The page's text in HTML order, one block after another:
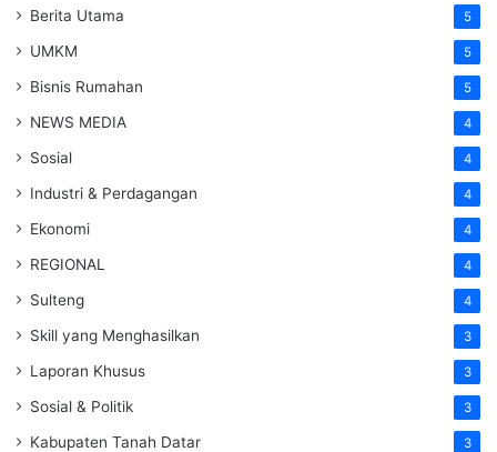
Berita Utama 5
UMKM 5
Bisnis Rumahan 5
NEWS MEDIA 4
Sosial 4
Industri & Perdagangan 4
Ekonomi 4
REGIONAL 4
Sulteng 4
Skill yang Menghasilkan 3
Laporan Khusus 3
Sosial & Politik 3
Kabupaten Tanah Datar 3